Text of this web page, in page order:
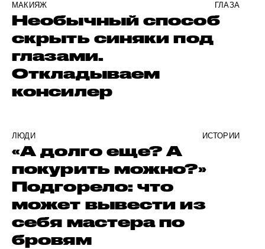
МАКИЯЖ ГЛАЗА
Необычный способ
скрыть синяки под
глазами.
Откладываем
консилер
ЛЮДИ ИСТОРИИ
«А долго еще? А
покурить можно?»
Подгорело: что
может вывести из
себя мастера по
бровям